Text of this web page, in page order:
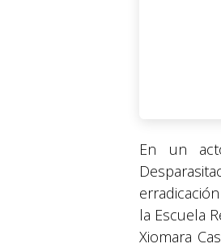
En un
la Escuela
Xiomara